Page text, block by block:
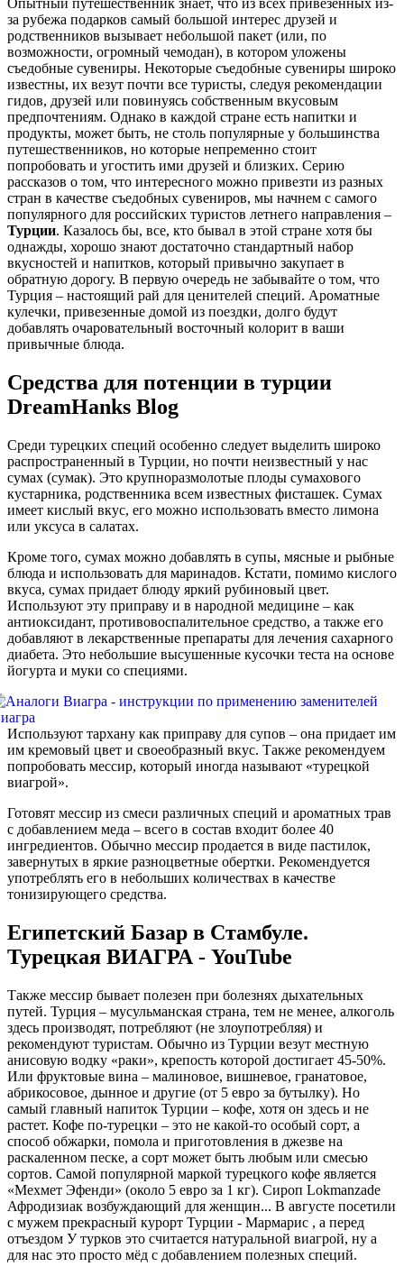
Опытный путешественник знает, что из всех привезенных из-
за рубежа подарков самый большой интерес друзей и
родственников вызывает небольшой пакет (или, по
возможности, огромный чемодан), в котором уложены
съедобные сувениры. Некоторые съедобные сувениры широко
известны, их везут почти все туристы, следуя рекомендации
гидов, друзей или повинуясь собственным вкусовым
предпочтениям. Однако в каждой стране есть напитки и
продукты, может быть, не столь популярные у большинства
путешественников, но которые непременно стоит
попробовать и угостить ими друзей и близких. Серию
рассказов о том, что интересного можно привезти из разных
стран в качестве съедобных сувениров, мы начнем с самого
популярного для российских туристов летнего направления –
Турции. Казалось бы, все, кто бывал в этой стране хотя бы
однажды, хорошо знают достаточно стандартный набор
вкусностей и напитков, который привычно закупает в
обратную дорогу. В первую очередь не забывайте о том, что
Турция – настоящий рай для ценителей специй. Ароматные
кулечки, привезенные домой из поездки, долго будут
добавлять очаровательный восточный колорит в ваши
привычные блюда.
Средства для потенции в турции
DreamHanks Blog
Среди турецких специй особенно следует выделить широко
распространенный в Турции, но почти неизвестный у нас
сумах (сумак). Это крупноразмолотые плоды сумахового
кустарника, родственника всем известных фисташек. Сумах
имеет кислый вкус, его можно использовать вместо лимона
или уксуса в салатах.
Кроме того, сумах можно добавлять в супы, мясные и рыбные
блюда и использовать для маринадов. Кстати, помимо кислого
вкуса, сумах придает блюду яркий рубиновый цвет.
Используют эту приправу и в народной медицине – как
антиоксидант, противовоспалительное средство, а также его
добавляют в лекарственные препараты для лечения сахарного
диабета. Это небольшие высушенные кусочки теста на основе
йогурта и муки со специями.
Используют тархану как приправу для супов – она придает им
им кремовый цвет и своеобразный вкус. Также рекомендуем
попробовать мессир, который иногда называют «турецкой
виагрой».
Готовят мессир из смеси различных специй и ароматных трав
с добавлением меда – всего в состав входит более 40
ингредиентов. Обычно мессир продается в виде пастилок,
завернутых в яркие разноцветные обертки. Рекомендуется
употреблять его в небольших количествах в качестве
тонизирующего средства.
Египетский Базар в Стамбуле.
Турецкая ВИАГРА - YouTube
Также мессир бывает полезен при болезнях дыхательных
путей. Турция – мусульманская страна, тем не менее, алкоголь
здесь производят, потребляют (не злоупотребляя) и
рекомендуют туристам. Обычно из Турции везут местную
анисовую водку «раки», крепость которой достигает 45-50%.
Или фруктовые вина – малиновое, вишневое, гранатовое,
абрикосовое, дынное и другие (от 5 евро за бутылку). Но
самый главный напиток Турции – кофе, хотя он здесь и не
растет. Кофе по-турецки – это не какой-то особый сорт, а
способ обжарки, помола и приготовления в джезве на
раскаленном песке, а сорт может быть любым или смесью
сортов. Самой популярной маркой турецкого кофе является
«Мехмет Эфенди» (около 5 евро за 1 кг). Сироп Lokmanzade
Афродизиак возбуждающий для женщин... В августе посетили
с мужем прекрасный курорт Турции - Мармарис , а перед
отъездом У турков это считается натуральной виагрой, ну а
для нас это просто мёд с добавлением полезных специй.